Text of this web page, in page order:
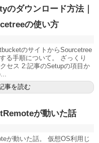
ダウンロード方法｜
の使い方
のサイトからSourcetree
る手順について。 ざっくり
セス 2:記事のSetupの項目か
事を読む
が動いた話
が動いた話。 仮想OS利用じ